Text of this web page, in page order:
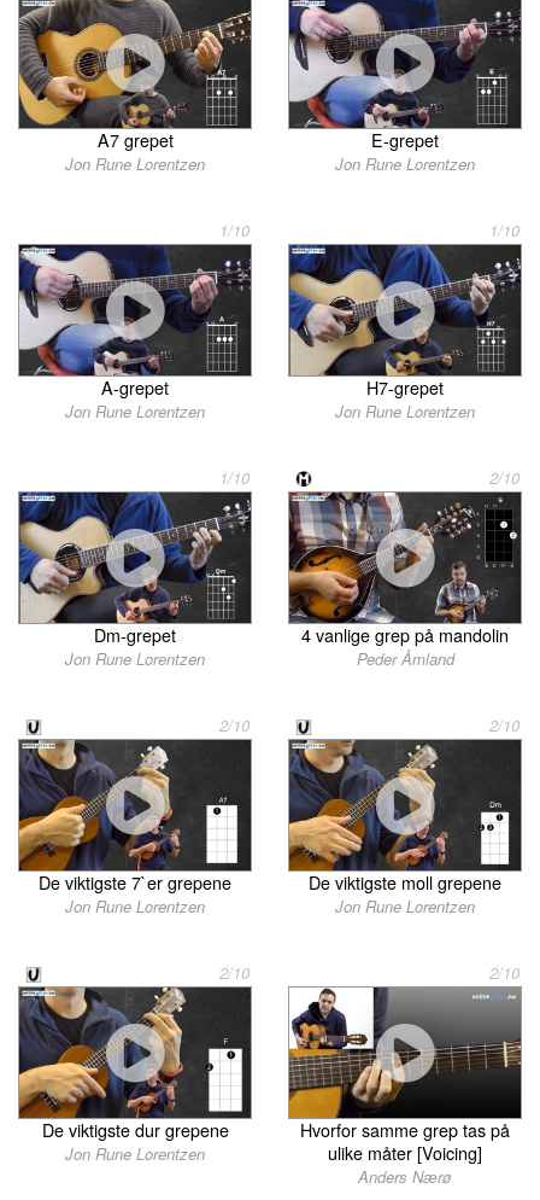
A7 grepet
Jon Rune Lorentzen
E-grepet
Jon Rune Lorentzen
1/10
A-grepet
Jon Rune Lorentzen
1/10
H7-grepet
Jon Rune Lorentzen
1/10
Dm-grepet
Jon Rune Lorentzen
2/10
4 vanlige grep på mandolin
Peder Åmland
2/10
De viktigste 7`er grepene
Jon Rune Lorentzen
2/10
De viktigste moll grepene
Jon Rune Lorentzen
2/10
De viktigste dur grepene
Jon Rune Lorentzen
2/10
Hvorfor samme grep tas på
ulike måter [Voicing]
Anders Nærø